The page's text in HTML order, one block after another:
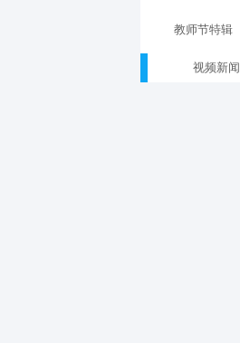
教师节特辑
视频新闻